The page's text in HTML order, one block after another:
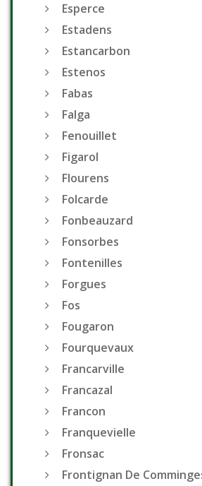
Esperce
Estadens
Estancarbon
Estenos
Fabas
Falga
Fenouillet
Figarol
Flourens
Folcarde
Fonbeauzard
Fonsorbes
Fontenilles
Forgues
Fos
Fougaron
Fourquevaux
Francarville
Francazal
Francon
Franquevielle
Fronsac
Frontignan De